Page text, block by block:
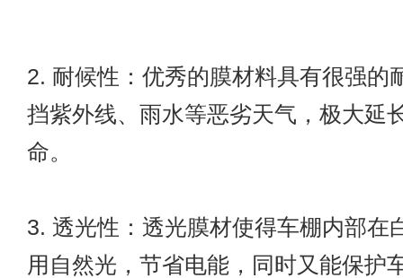
2. 耐候性：优秀的膜材料具有很强的
挡紫外线、雨水等恶劣天气，极大延
命。
3. 透光性：透光膜材使得车棚内部在
用自然光，节省电能，同时又能保护